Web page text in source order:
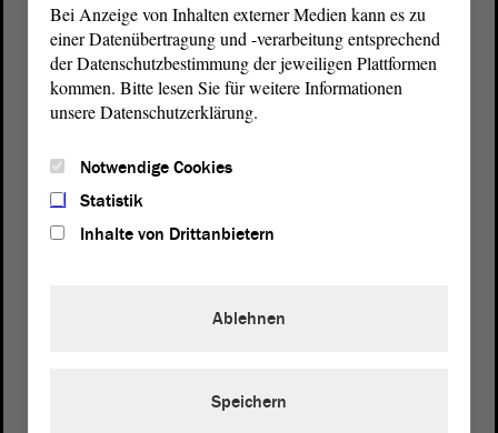
Postanschrift
Bei Anzeige von Inhalten externer Medien kann es zu
einer Datenübertragung und -verarbeitung entsprechend
der Datenschutzbestimmung der jeweiligen Plattformen
kommen. Bitte lesen Sie für weitere Informationen
unsere Datenschutzerklärung.
Notwendige Cookies
Statistik
Inhalte von Drittanbietern
Ablehnen
Speichern